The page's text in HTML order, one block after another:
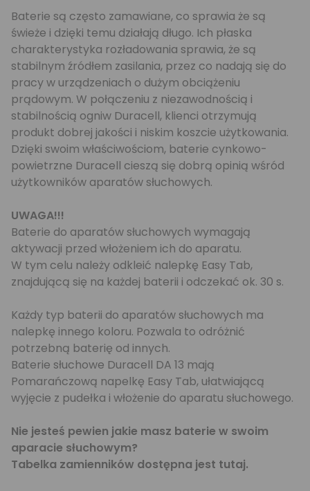
Baterie są często zamawiane, co sprawia że są
świeże i dzięki temu działają długo. Ich płaska
charakterystyka rozładowania sprawia, że są
stabilnym źródłem zasilania, przez co nadają się do
pracy w urządzeniach o dużym obciążeniu
prądowym. W połączeniu z niezawodnością i
stabilnością ogniw Duracell, klienci otrzymują
produkt dobrej jakości i niskim koszcie użytkowania.
Dzięki swoim właściwościom, baterie cynkowo-
powietrzne Duracell cieszą się dobrą opinią wśród
użytkowników aparatów słuchowych.
UWAGA!!!
Baterie do aparatów słuchowych wymagają
aktywacji przed włożeniem ich do aparatu.
W tym celu należy odkleić nalepkę Easy Tab,
znajdującą się na każdej baterii i odczekać ok. 30 s.
Każdy typ baterii do aparatów słuchowych ma
nalepkę innego koloru. Pozwala to odróżnić
potrzebną baterię od innych.
Baterie słuchowe Duracell DA 13 mają
Pomarańczową napelkę Easy Tab, ułatwiającą
wyjęcie z pudełka i włożenie do aparatu słuchowego.
Nie jesteś pewien jakie masz baterie w swoim
aparacie słuchowym?
Tabelka zamienników dostępna jest tutaj.